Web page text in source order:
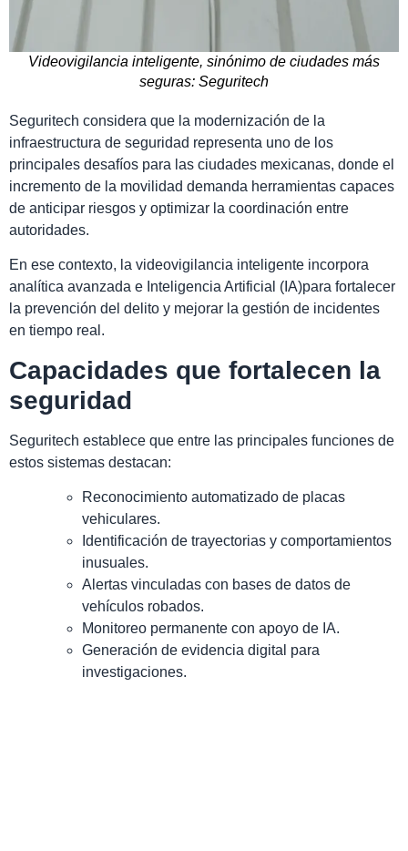
Videovigilancia inteligente, sinónimo de ciudades más
seguras: Seguritech
Seguritech considera que la modernización de la
infraestructura de seguridad representa uno de los
principales desafíos para las ciudades mexicanas, donde el
incremento de la movilidad demanda herramientas capaces
de anticipar riesgos y optimizar la coordinación entre
autoridades.
En ese contexto, la videovigilancia inteligente incorpora
analítica avanzada e Inteligencia Artificial (IA)para fortalecer
la prevención del delito y mejorar la gestión de incidentes
en tiempo real.
Capacidades que fortalecen la
seguridad
Seguritech establece que entre las principales funciones de
estos sistemas destacan:
Reconocimiento automatizado de placas
vehiculares.
Identificación de trayectorias y comportamientos
inusuales.
Alertas vinculadas con bases de datos de
vehículos robados.
Monitoreo permanente con apoyo de IA.
Generación de evidencia digital para
investigaciones.